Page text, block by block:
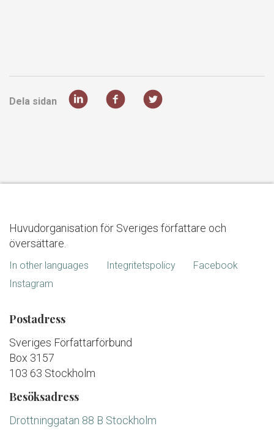
Dela sidan
Huvudorganisation för Sveriges författare och
översättare.
In other languages Integritetspolicy
Facebook
Instagram
Postadress
Sveriges Författarförbund
Box 3157
103 63 Stockholm
Besöksadress
Drottninggatan 88 B Stockholm